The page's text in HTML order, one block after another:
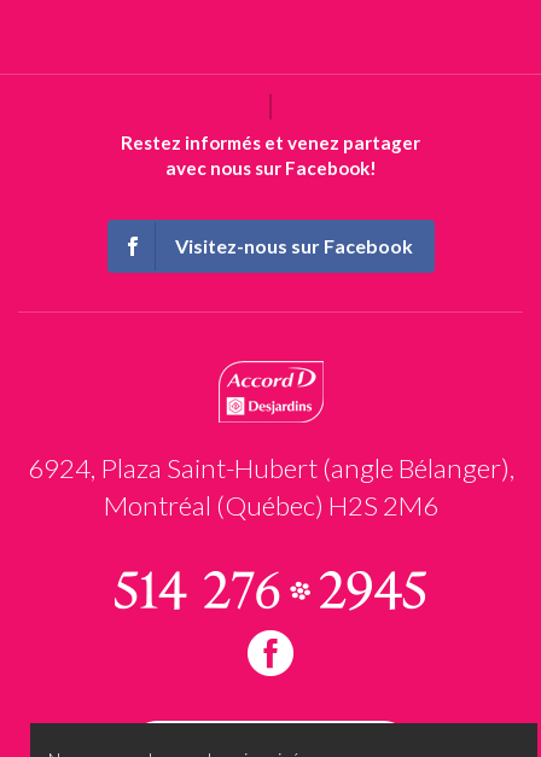
Restez informés et venez partager
avec nous sur Facebook!
Visitez-nous sur Facebook
6924, Plaza Saint-Hubert (angle Bélanger),
Montréal (Québec) H2S 2M6